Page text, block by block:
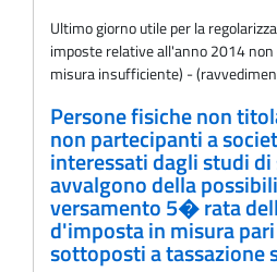
Ultimo giorno utile per la
imposte relative all'anno 2014
misura insufficiente) -
Persone fisiche non
non partecipanti a
interessati dagli studi di
avvalgono della
versamento 5� rata
d'imposta in misura
sottoposti a tassazione